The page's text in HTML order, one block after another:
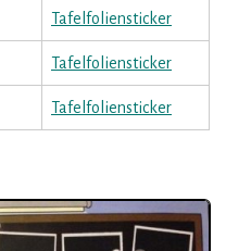
Tafelfoliensticker
Tafelfoliensticker
Tafelfoliensticker